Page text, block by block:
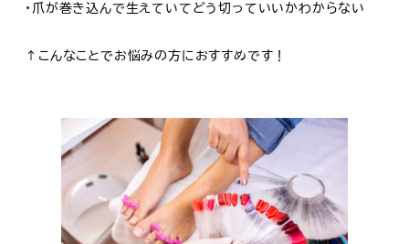
・爪が巻き込んで生えていてどう切っていいかわからない
↑こんなことでお悩みの方におすすめです！